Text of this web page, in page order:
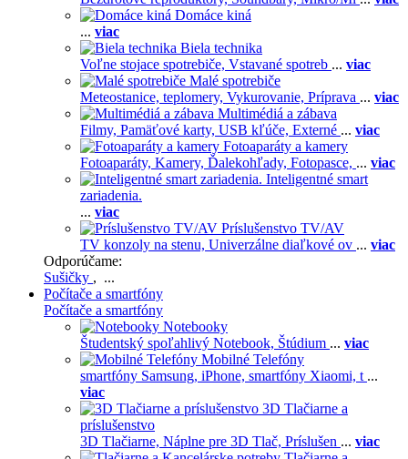
Domáce kiná
... viac
Biela technika
Voľne stojace spotrebiče, Vstavané spotreb ... viac
Malé spotrebiče
Meteostanice, teplomery, Vykurovanie, Príprava ... viac
Multimédiá a zábava
Filmy, Pamäťové karty, USB kľúče, Externé ... viac
Fotoaparáty a kamery
Fotoaparáty, Kamery, Ďalekohľady, Fotopasce, ... viac
Inteligentné smart
zariadenia.
... viac
Príslušenstvo TV/AV
TV konzoly na stenu, Univerzálne diaľkové ov ... viac
Odporúčame:
Sušičky , ...
Počítače a smartfóny
Počítače a smartfóny
Notebooky
Študentský spoľahlivý Notebook, Štúdium ... viac
Mobilné Telefóny
smartfóny Samsung, iPhone, smartfóny Xiaomi, t ...
viac
3D Tlačiarne a
príslušenstvo
3D Tlačiarne, Náplne pre 3D Tlač, Príslušen ... viac